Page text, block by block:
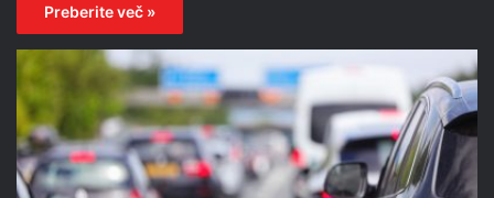
Preberite več »